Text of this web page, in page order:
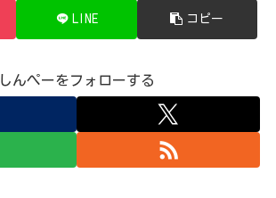
LINE コピー
しんぺーをフォローする